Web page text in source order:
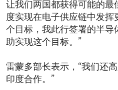
让我们两国都获得可能的最
度实现在电子供应链中发
个目标，我此行签署的半导
助实现这个目标。”
雷蒙多部长表示，“我们还
印度合作。”